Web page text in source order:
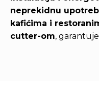
neprekidnu
kafićima i
cutter-om,